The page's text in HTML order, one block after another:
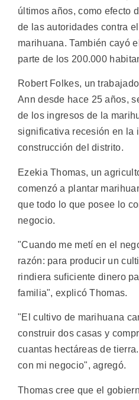
últimos años, como efecto
de las autoridades contra
marihuana. También cayó
parte de los 200.000
Robert Folkes, un
Ann desde hace 25 años,
de los ingresos de la
significativa recesión en la
construcción del distrito.
Ezekia Thomas, un
comenzó a plantar
que todo lo que posee lo
negocio.
"Cuando me metí en el
razón: para producir un
rindiera suficiente dinero
familia", explicó Thomas.
"El cultivo de marihuana
construir dos casas y
cuantas hectáreas de
con mi negocio", agregó.
Thomas cree que el